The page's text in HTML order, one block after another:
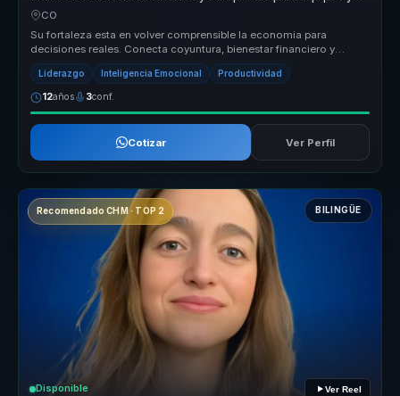
lideres.
CO
Su fortaleza esta en volver comprensible la economia para
decisiones reales. Conecta coyuntura, bienestar financiero y
habitos cotidianos...
Liderazgo Inteligencia Emocional Productividad
12años 3conf.
Cotizar Ver Perfil
Recomendado CHM · TOP 2 BILINGÜE
Disponible Ver Reel